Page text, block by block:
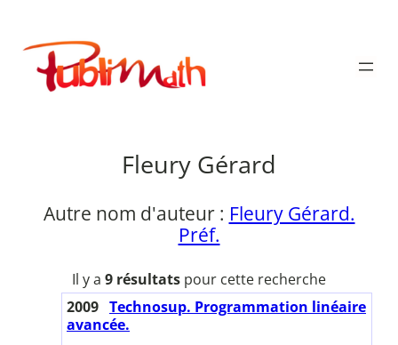
contenu
Publimath
Fleury Gérard
Autre nom d'auteur : Fleury Gérard.
Préf.
Il y a 9 résultats pour cette recherche
2009 Technosup. Programmation linéaire
avancée.